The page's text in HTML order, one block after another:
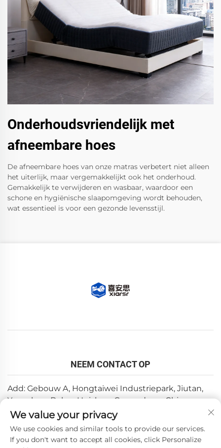
Onderhoudsvriendelijk met
afneembare hoes
De afneembare hoes van onze matras verbetert niet alleen
het uiterlijk, maar vergemakkelijkt ook het onderhoud.
Gemakkelijk te verwijderen en wasbaar, waardoor een
schone en hygiënische slaapomgeving wordt behouden,
wat essentieel is voor een gezonde levensstijl.
NEEM CONTACT OP
Add: Gebouw A, Hongtaiwei Industriepark, Jiutan,
Yuanzhou, Boluo, Huizhou, Guangdong, China
E-mail:[email protected]
Tel:+86-0752-6688646
We value your privacy
We use cookies and similar tools to provide our services.
If you don't want to accept all cookies, click Personalize